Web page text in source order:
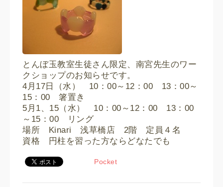
とんぼ玉教室生徒さん限定、南宮先生のワー
クショップのお知らせです。
4月17日（水） 10：00～12：00 13：00～
15：00 箸置き
5月1、15（水） 10：00～12：00 13：00
～15：00 リング
場所 Kinari 浅草橋店 2階 定員４名
資格 円柱を習った方ならどなたでも
Pocket